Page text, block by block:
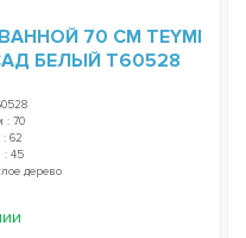
70 СМ TEYMI
БЕЛЫЙ T60528
: 70
62
: 45
дерево